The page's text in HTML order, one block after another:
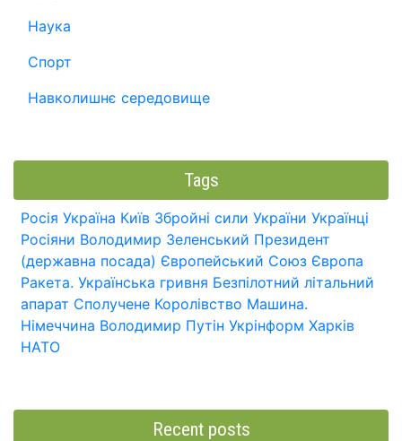
Наука
Спорт
Навколишнє середовище
Tags
Росія Україна Київ Збройні сили України Українці
Росіяни Володимир Зеленський Президент
(державна посада) Європейський Союз Європа
Ракета. Українська гривня Безпілотний літальний
апарат Сполучене Королівство Машина.
Німеччина Володимир Путін Укрінформ Харків
НАТО
Recent posts